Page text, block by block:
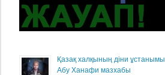
Қазақ халқының діни ұстанымы
Абу Ханафи мазхабы